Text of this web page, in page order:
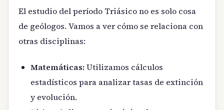
El estudio del período Triásico no es solo cosa
de geólogos. Vamos a ver cómo se relaciona con
otras disciplinas:
Matemáticas:Utilizamos cálculos
estadísticos para analizar tasas de extinción
y evolución.